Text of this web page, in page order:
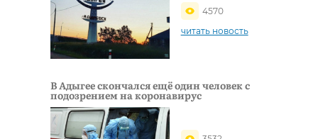
4570
читать новость
В Адыгее скончался ещё один человек с
подозрением на коронавирус